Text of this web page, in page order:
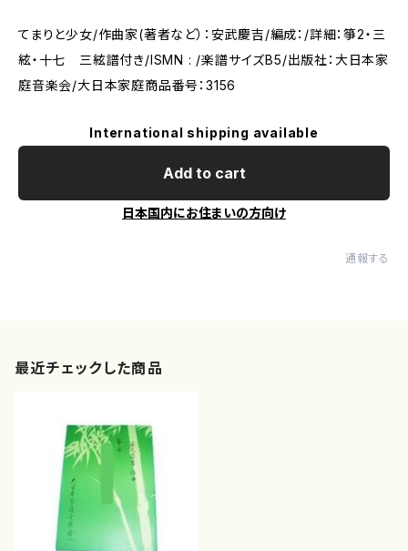
てまりと少女/作曲家(著者など）：安武慶吉/編成：/詳細：箏2・三
絃・十七 三絃譜付き/ISMN : /楽譜サイズB5/出版社：大日本家
庭音楽会/大日本家庭商品番号：3156
International shipping available
Add to cart
日本国内にお住まいの方向け
通報する
最近チェックした商品